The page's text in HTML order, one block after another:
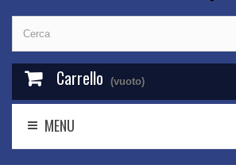
Carrello (vuoto)
MENU